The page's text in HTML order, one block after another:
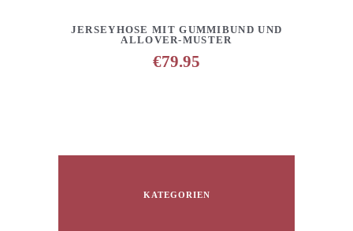
DETAILS ANFRAGE HINZUFÜGEN
JERSEYHOSE MIT GUMMIBUND UND
ALLOVER-MUSTER
€79.95
KATEGORIEN